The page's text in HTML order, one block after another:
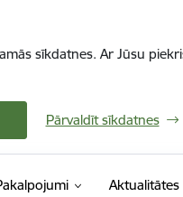
sīkdatnes. Ar Jūsu
Pārvaldīt sīkdatnes
Aktualitātes